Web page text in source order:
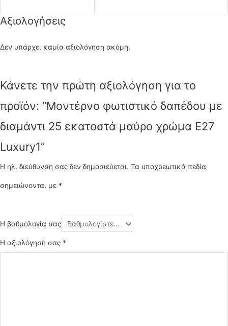
Αξιολογήσεις
Δεν υπάρχει καμία αξιολόγηση ακόμη.
Κάνετε την πρώτη αξιολόγηση για το
προϊόν: “Μοντέρνο φωτιστικό δαπέδου με
διαμάντι 25 εκατοστά μαύρο χρώμα Ε27
Luxury1”
Η ηλ. διεύθυνση σας δεν δημοσιεύεται. Τα υποχρεωτικά πεδία
σημειώνονται με *
Η βαθμολογία σας
Η αξιολόγησή σας *